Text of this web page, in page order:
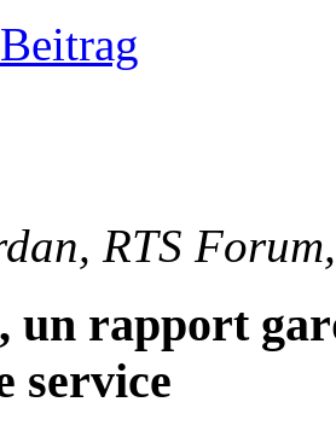
RTS
un rapport
service